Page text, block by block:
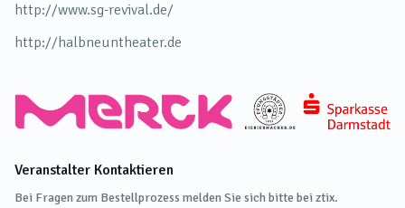
http://www.sg-revival.de/
http://halbneuntheater.de
Veranstalter Kontaktieren
Bei Fragen zum Bestellprozess melden Sie sich bitte bei ztix.